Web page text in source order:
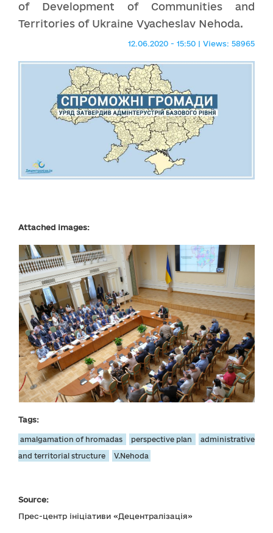
of Development of Communities and
Territories of Ukraine Vyacheslav Nehoda.
12.06.2020 - 15:50 | Views: 58965
Attached images:
Tags:
amalgamation of hromadas perspective plan administrative
and territorial structure V.Nehoda
Source:
Прес-центр ініціативи «Децентралізація»